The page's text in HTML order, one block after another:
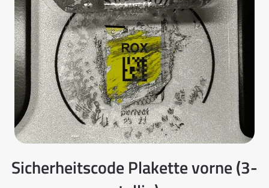
Sicherheitscode Plakette vorne (3-